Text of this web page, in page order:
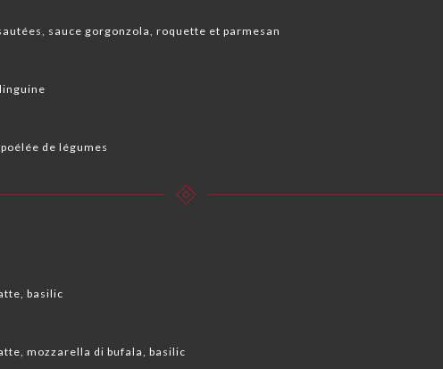
sauce gorgonzola, roquette et parmesan
de légumes
basilic
mozzarella di bufala, basilic